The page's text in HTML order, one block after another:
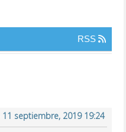
RSS
11 septiembre, 2019 19:24